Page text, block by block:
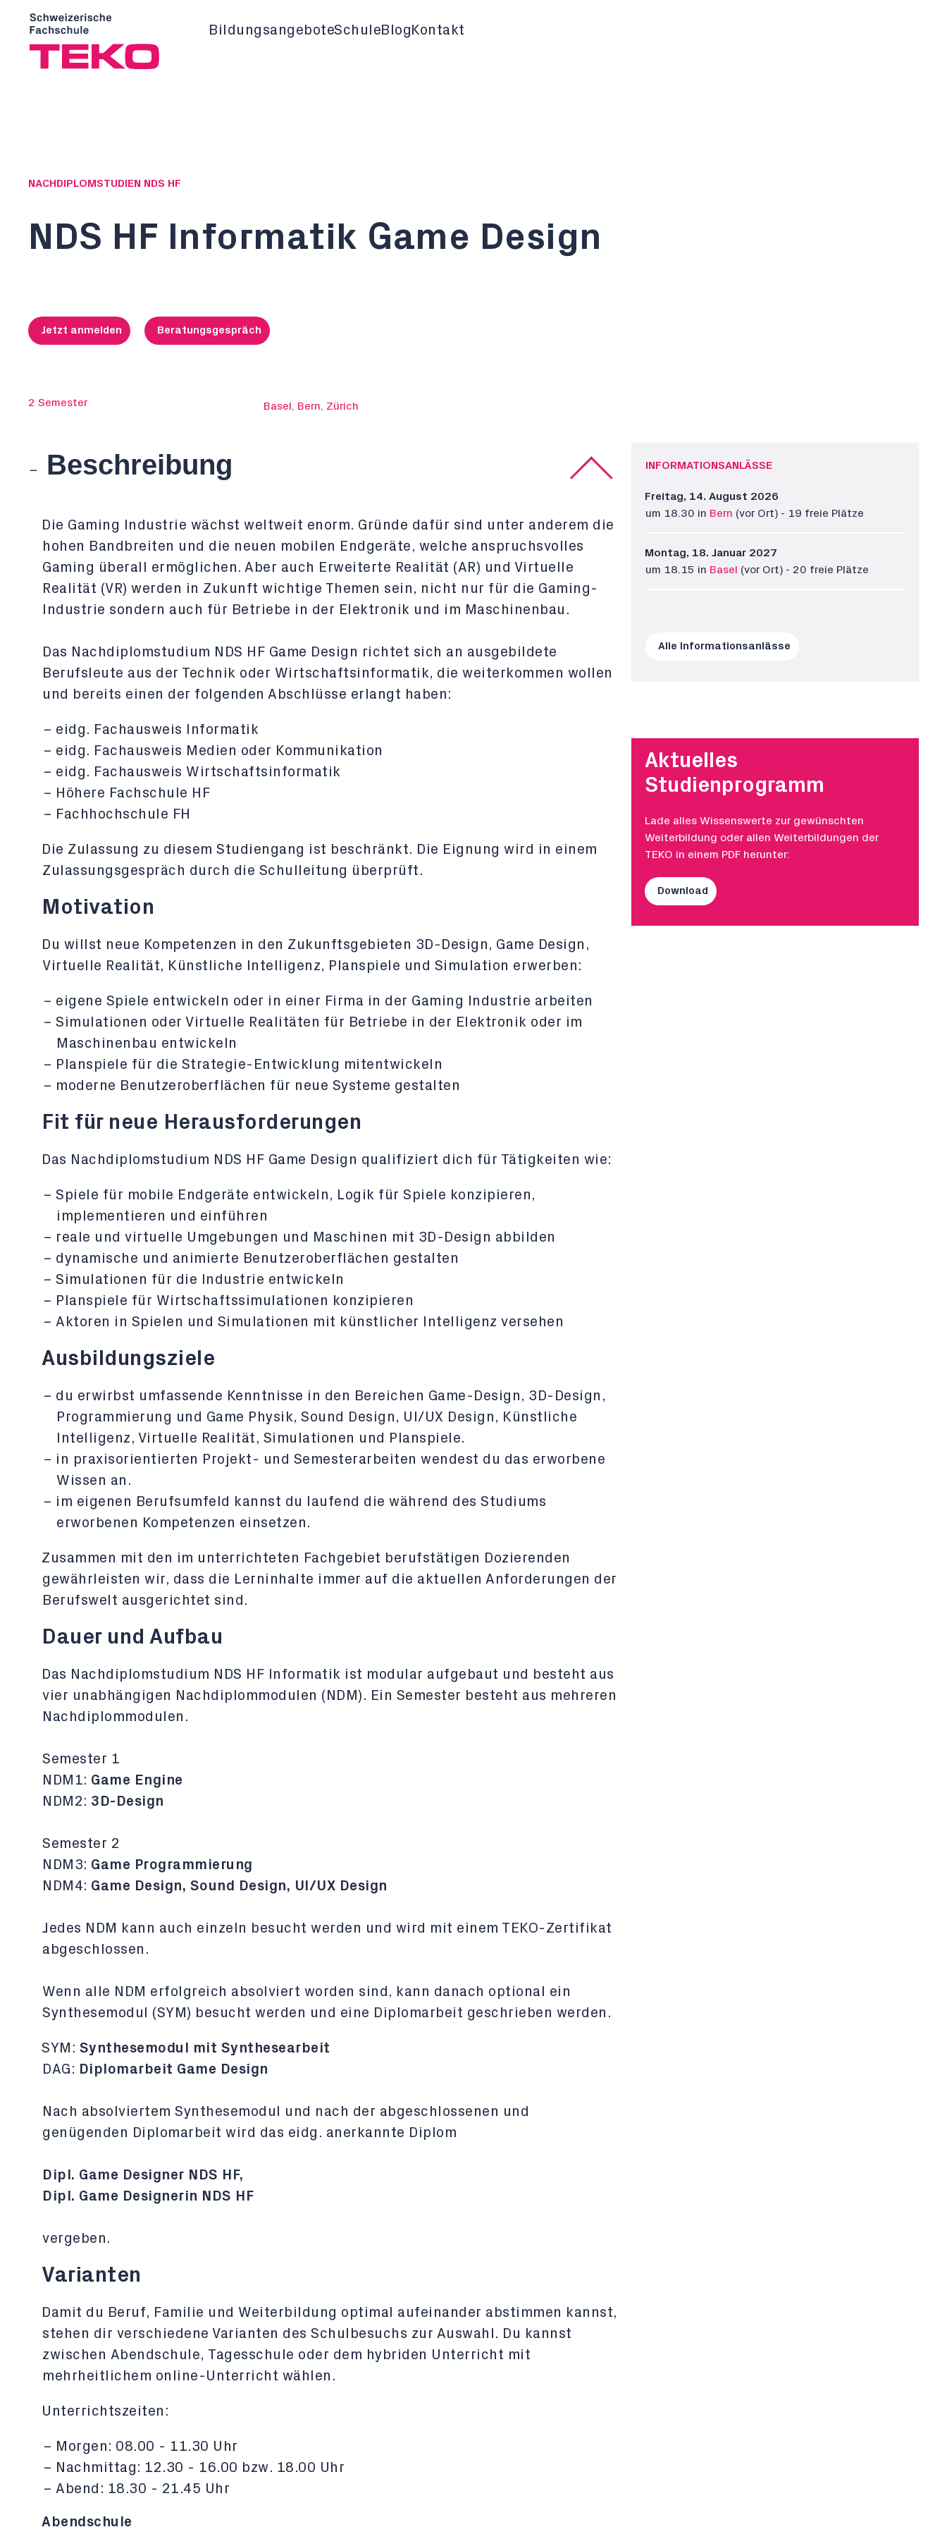
BildungsangeboteSchule Blog Kontakt
NACHDIPLOMSTUDIEN NDS HF
NDS HF Informatik Game Design
Jetzt anmelden Beratungsgespräch
2 Semester Basel, Bern, Zürich
Beschreibung
Die Gaming Industrie wächst weltweit enorm. Gründe dafür sind unter anderem die
hohen Bandbreiten und die neuen mobilen Endgeräte, welche anspruchsvolles
Gaming überall ermöglichen. Aber auch Erweiterte Realität (AR) und Virtuelle
Realität (VR) werden in Zukunft wichtige Themen sein, nicht nur für die Gaming-
Industrie sondern auch für Betriebe in der Elektronik und im Maschinenbau.
Das Nachdiplomstudium NDS HF Game Design richtet sich an ausgebildete
Berufsleute aus der Technik oder Wirtschaftsinformatik, die weiterkommen wollen
und bereits einen der folgenden Abschlüsse erlangt haben:
eidg. Fachausweis Informatik
eidg. Fachausweis Medien oder Kommunikation
eidg. Fachausweis Wirtschaftsinformatik
Höhere Fachschule HF
Fachhochschule FH
Die Zulassung zu diesem Studiengang ist beschränkt. Die Eignung wird in einem
Zulassungsgespräch durch die Schulleitung überprüft.
Motivation
Du willst neue Kompetenzen in den Zukunftsgebieten 3D-Design, Game Design,
Virtuelle Realität, Künstliche Intelligenz, Planspiele und Simulation erwerben:
eigene Spiele entwickeln oder in einer Firma in der Gaming Industrie arbeiten
Simulationen oder Virtuelle Realitäten für Betriebe in der Elektronik oder im
Maschinenbau entwickeln
Planspiele für die Strategie-Entwicklung mitentwickeln
moderne Benutzeroberflächen für neue Systeme gestalten
Fit für neue Herausforderungen
Das Nachdiplomstudium NDS HF Game Design qualifiziert dich für Tätigkeiten wie:
Spiele für mobile Endgeräte entwickeln, Logik für Spiele konzipieren,
implementieren und einführen
reale und virtuelle Umgebungen und Maschinen mit 3D-Design abbilden
dynamische und animierte Benutzeroberflächen gestalten
Simulationen für die Industrie entwickeln
Planspiele für Wirtschaftssimulationen konzipieren
Aktoren in Spielen und Simulationen mit künstlicher Intelligenz versehen
Ausbildungsziele
du erwirbst umfassende Kenntnisse in den Bereichen Game-Design, 3D-Design,
Programmierung und Game Physik, Sound Design, UI/UX Design, Künstliche
Intelligenz, Virtuelle Realität, Simulationen und Planspiele.
in praxisorientierten Projekt- und Semesterarbeiten wendest du das erworbene
Wissen an.
im eigenen Berufsumfeld kannst du laufend die während des Studiums
erworbenen Kompetenzen einsetzen.
Zusammen mit den im unterrichteten Fachgebiet berufstätigen Dozierenden
gewährleisten wir, dass die Lerninhalte immer auf die aktuellen Anforderungen der
Berufswelt ausgerichtet sind.
Dauer und Aufbau
Das Nachdiplomstudium NDS HF Informatik ist modular aufgebaut und besteht aus
vier unabhängigen Nachdiplommodulen (NDM). Ein Semester besteht aus mehreren
Nachdiplommodulen.
Semester 1
NDM1: Game Engine
NDM2: 3D-Design
Semester 2
NDM3: Game Programmierung
NDM4: Game Design, Sound Design, UI/UX Design
Jedes NDM kann auch einzeln besucht werden und wird mit einem TEKO-Zertifikat
abgeschlossen.
Wenn alle NDM erfolgreich absolviert worden sind, kann danach optional ein
Synthesemodul (SYM) besucht werden und eine Diplomarbeit geschrieben werden.
SYM: Synthesemodul mit Synthesearbeit
DAG: Diplomarbeit Game Design
Nach absolviertem Synthesemodul und nach der abgeschlossenen und
genügenden Diplomarbeit wird das eidg. anerkannte Diplom
Dipl. Game Designer NDS HF,
Dipl. Game Designerin NDS HF
vergeben.
Varianten
Damit du Beruf, Familie und Weiterbildung optimal aufeinander abstimmen kannst,
stehen dir verschiedene Varianten des Schulbesuchs zur Auswahl. Du kannst
zwischen Abendschule, Tagesschule oder dem hybriden Unterricht mit
mehrheitlichem online-Unterricht wählen.
Unterrichtszeiten:
Morgen: 08.00 - 11.30 Uhr
Nachmittag: 12.30 - 16.00 bzw. 18.00 Uhr
Abend: 18.30 - 21.45 Uhr
Abendschule
INFORMATIONSANLÄSSE
Freitag, 14. August 2026
um 18.30 in Bern (vor Ort) - 19 freie Plätze
Montag, 18. Januar 2027
um 18.15 in Basel (vor Ort) - 20 freie Plätze
Alle Informationsanlässe
Aktuelles
Studienprogramm
Lade alles Wissenswerte zur gewünschten
Weiterbildung oder allen Weiterbildungen der
TEKO in einem PDF herunter:
Download